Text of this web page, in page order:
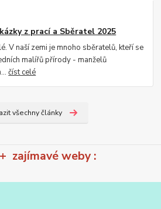
z prací a Sběratel 2025
V naší zemi je mnoho sběratelů, kteří se
malířů přírody - manželů
číst celé
všechny články
+ zajímavé weby :